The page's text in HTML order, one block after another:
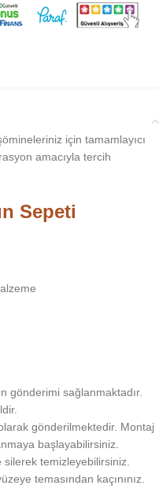
için tamamlayıcı
amacıyla tercih
Sepeti
gönderimi sağlanmaktadır.
gönderilmektedir. Montaj
başlayabilirsiniz.
silerek temizleyebilirsiniz.
temasından kaçınınız.